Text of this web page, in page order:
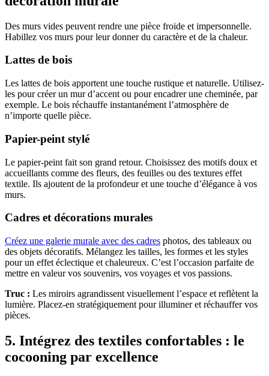
Des murs vides peuvent rendre une pièce froide et impersonnelle.
Habillez vos murs pour leur donner du caractère et de la chaleur.
Lattes de bois
Les lattes de bois apportent une touche rustique et naturelle. Utilisez-
les pour créer un mur d’accent ou pour encadrer une cheminée, par
exemple. Le bois réchauffe instantanément l’atmosphère de
n’importe quelle pièce.
Papier-peint stylé
Le papier-peint fait son grand retour. Choisissez des motifs doux et
accueillants comme des fleurs, des feuilles ou des textures effet
textile. Ils ajoutent de la profondeur et une touche d’élégance à vos
murs.
Cadres et décorations murales
Créez une galerie murale avec des cadres photos, des tableaux ou
des objets décoratifs. Mélangez les tailles, les formes et les styles
pour un effet éclectique et chaleureux. C’est l’occasion parfaite de
mettre en valeur vos souvenirs, vos voyages et vos passions.
Truc : Les miroirs agrandissent visuellement l’espace et reflètent la
lumière. Placez-en stratégiquement pour illuminer et réchauffer vos
pièces.
5. Intégrez des textiles confortables : le
cocooning par excellence